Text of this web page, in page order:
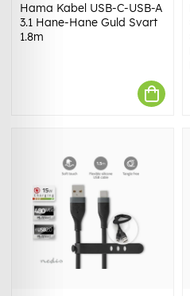
Hama Kabel USB-C-USB-A
3.1 Hane-Hane Guld Svart
1.8m